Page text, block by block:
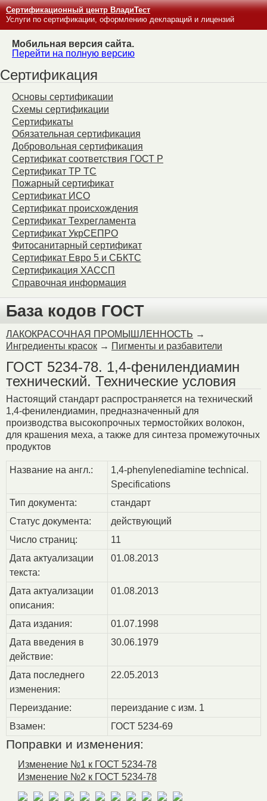
Сертификационный центр ВладиТест
Услуги по сертификации, оформлению деклараций и лицензий
Мобильная версия сайта.
Перейти на полную версию
Сертификация
Основы сертификации
Схемы сертификации
Сертификаты
Обязательная сертификация
Добровольная сертификация
Сертификат соответствия ГОСТ Р
Сертификат ТР ТС
Пожарный сертификат
Сертификат ИСО
Сертификат происхождения
Сертификат Техрегламента
Сертификат УкрСЕПРО
Фитосанитарный сертификат
Сертификат Евро 5 и СБКТС
Сертификация ХАССП
Справочная информация
База кодов ГОСТ
ЛАКОКРАСОЧНАЯ ПРОМЫШЛЕННОСТЬ →
Ингредиенты красок → Пигменты и разбавители
ГОСТ 5234-78. 1,4-фенилендиамин
технический. Технические условия
Настоящий стандарт распространяется на технический
1,4-фенилендиамин, предназначенный для
производства высокопрочных термостойких волокон,
для крашения меха, а также для синтеза промежуточных
продуктов
Название на англ.:
1,4-phenylenediamine technical.
Specifications
Тип документа:
стандарт
Статус документа:
действующий
Число страниц:
11
Дата актуализации
текста:
01.08.2013
Дата актуализации
описания:
01.08.2013
Дата издания:
01.07.1998
Дата введения в
действие:
30.06.1979
Дата последнего
изменения:
22.05.2013
Переиздание:
переиздание с изм. 1
Взамен:
ГОСТ 5234-69
Поправки и изменения:
Изменение №1 к ГОСТ 5234-78
Изменение №2 к ГОСТ 5234-78